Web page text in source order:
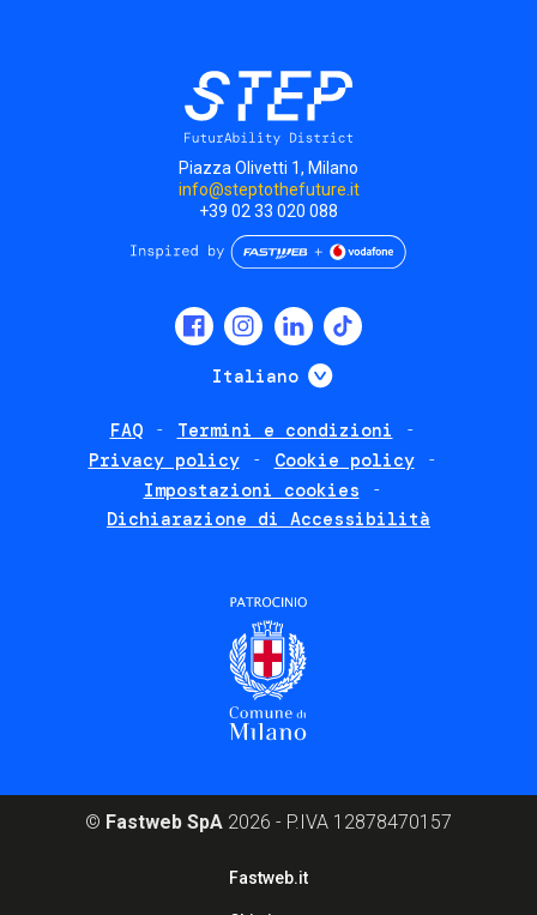
Piazza Olivetti 1, Milano
info@steptothefuture.it
+39 02 33 020 088
Italiano Mostra ulteriori
FAQ
Termini e condizioni
Privacy policy
Cookie policy
Impostazioni cookies
Dichiarazione di Accessibilità
© Fastweb SpA 2026 - P.IVA 12878470157
Fastweb.it